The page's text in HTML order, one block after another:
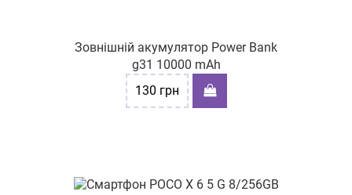
Зовнішній акумулятор Power Bank
g31 10000 mAh
130 грн